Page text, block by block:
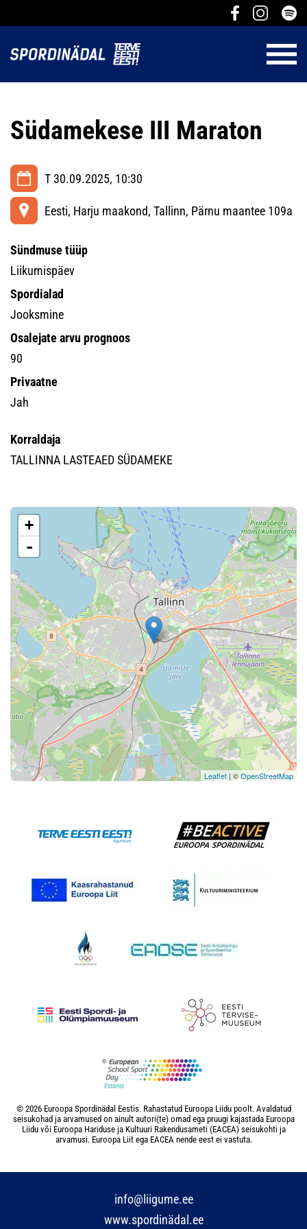
Südamekese III Maraton
T 30.09.2025, 10:30
Eesti, Harju maakond, Tallinn, Pärnu maantee 109a
Sündmuse tüüp
Liikumispäev
Spordialad
Jooksmine
Osalejate arvu prognoos
90
Privaatne
Jah
Korraldaja
TALLINNA LASTEAED SÜDAMEKE
+
-
Leaflet | ©OpenStreetMap
© 2026 Euroopa Spordinädal Eestis. Rahastatud Euroopa Liidu poolt. Avaldatud
seisukohad ja arvamused on ainult autori(te) omad ega pruugi kajastada Euroopa
Liidu või Euroopa Hariduse ja Kultuuri Rakendusameti (EACEA) seisukohti ja
arvamusi. Euroopa Liit ega EACEA nende eest ei vastuta.
info@liigume.ee
www.spordinädal.ee